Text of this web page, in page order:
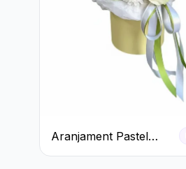
Aranjament Pastel
Verde în Cutie Galben